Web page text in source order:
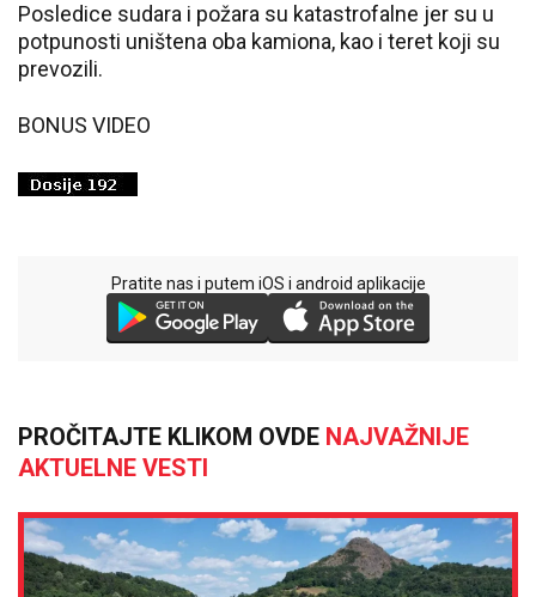
Posledice sudara i požara su katastrofalne jer su u
potpunosti uništena oba kamiona, kao i teret koji su
prevozili.
BONUS VIDEO
Pratite nas i putem iOS i android aplikacije
PROČITAJTE KLIKOM OVDE NAJVAŽNIJE
AKTUELNE VESTI